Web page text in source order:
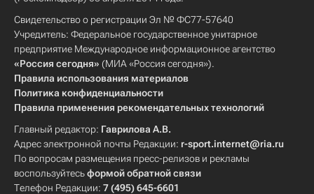
Свидетельство о регистрации Эл № ФС77-57640
Учредитель: Федеральное государственное унитарное
предприятие Международное информационное агентство
«Россия сегодня» (МИА «Россия сегодня»).
Правила использования материалов
Политика конфиденциальности
Правила применения рекомендательных технологий
Главный редактор: Гаврилова А.В.
Адрес электронной почты Редакции: r-sport.internet@ria.ru
По вопросам размещения пресс-релизов и рекламы
воспользуйтесьформой обратной связи
Телефон Редакции: 7 (495) 645-6601